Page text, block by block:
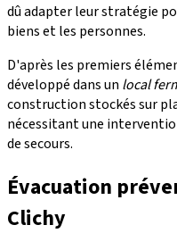
dû adapter leur stratégie
biens et les personnes.
D'après les premiers
développé dans un local
construction stockés sur
nécessitant une
de secours.
Évacuation
Clichy